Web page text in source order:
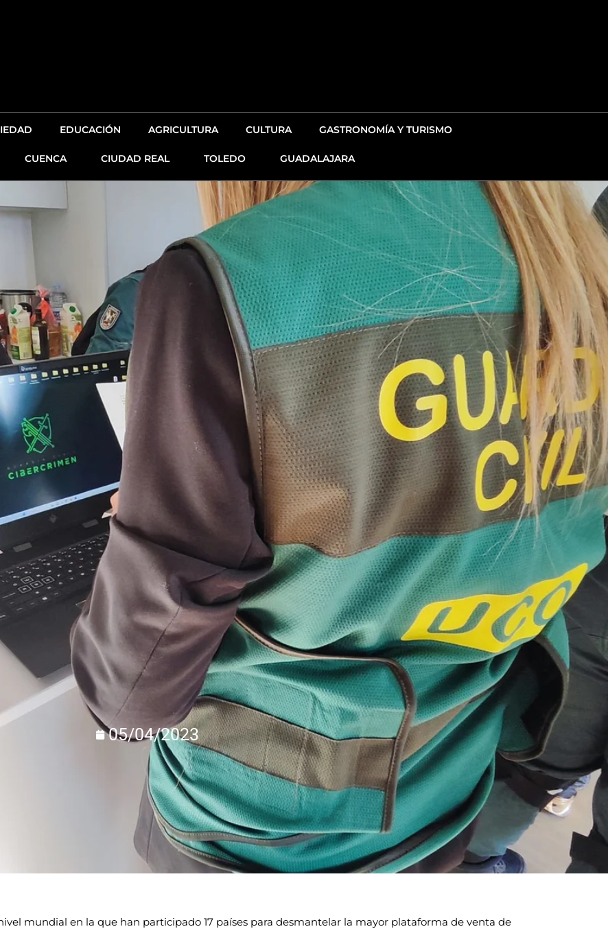
EDUCACIÓN AGRICULTURA CULTURA GASTRONOMÍA Y TURISMO
CUENCA CIUDAD REAL TOLEDO GUADALAJARA
05/04/2023
mundial en la que han participado 17 países para desmantelar la mayor plataforma de venta de